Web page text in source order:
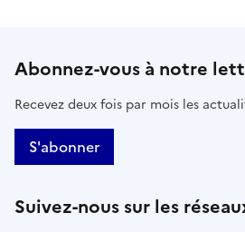
Abonnez-vous à notre
Recevez deux fois par mois les
S'abonner
Suivez-nous sur les